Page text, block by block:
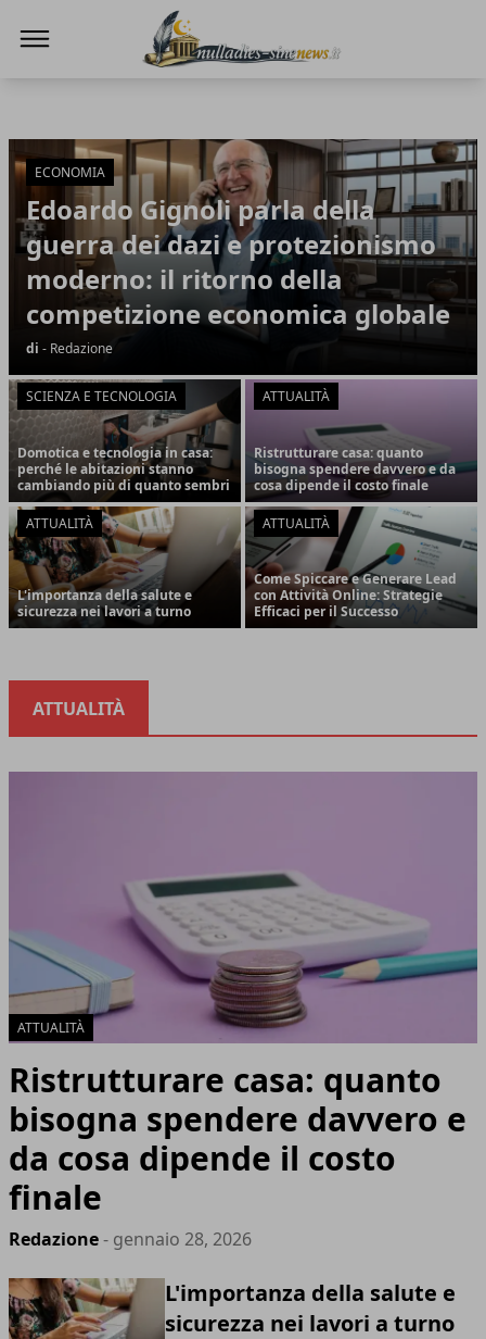
Articoli in Evidenza
ECONOMIA
Edoardo Gignoli parla della
guerra dei dazi e protezionismo
moderno: il ritorno della
competizione economica globale
di - Redazione
SCIENZA E TECNOLOGIA
Domotica e tecnologia in casa:
perché le abitazioni stanno
cambiando più di quanto sembri
ATTUALITÀ
Ristrutturare casa: quanto
bisogna spendere davvero e da
cosa dipende il costo finale
ATTUALITÀ
L'importanza della salute e
sicurezza nei lavori a turno
ATTUALITÀ
Come Spiccare e Generare Lead
con Attività Online: Strategie
Efficaci per il Successo
ATTUALITÀ
ATTUALITÀ
Ristrutturare casa: quanto
bisogna spendere davvero e
da cosa dipende il costo
finale
Redazione- gennaio 28, 2026
L'importanza della salute e
sicurezza nei lavori a turno